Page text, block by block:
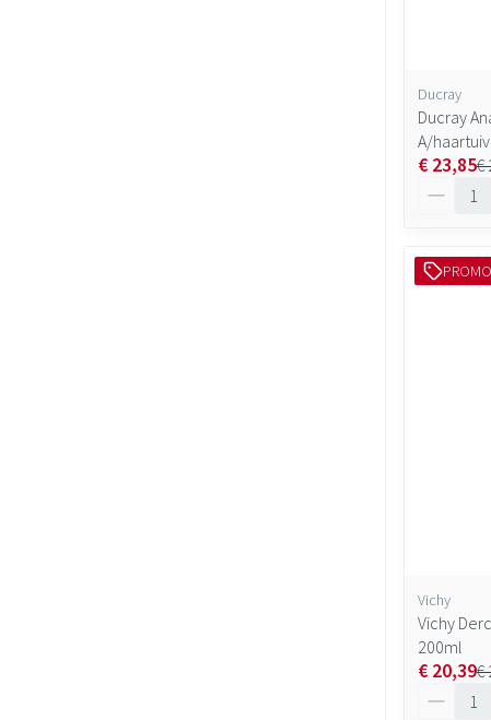
Ducray
Ducray
A/
€
€ 23,85
PROMO
Vichy
Vichy
200ml
€
€ 20,39